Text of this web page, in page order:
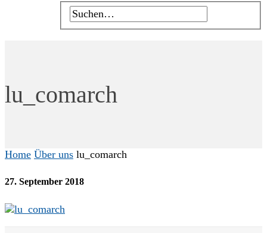
lu_comarch
Home Über uns lu_comarch
27. September 2018